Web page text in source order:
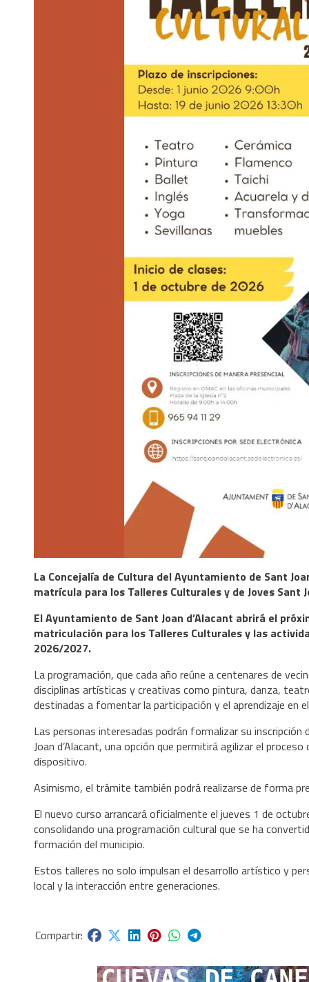
La Concejalía de Cultura del Ayuntamiento de Sant
matrícula para los Talleres Culturales y de Joves Sant
El Ayuntamiento de Sant Joan d’Alacant abrirá el
matriculación para los Talleres Culturales y las
2026/2027.
La programación, que cada año reúne a centenares de
disciplinas artísticas y creativas como pintura, danza,
destinadas a fomentar la participación y el aprendizaje en
Las personas interesadas podrán formalizar su
Joan d’Alacant, una opción que permitirá agilizar el
dispositivo.
Asimismo, el trámite también podrá realizarse de forma
El nuevo curso arrancará oficialmente el jueves 1 de
consolidando una programación cultural que se ha
formación del municipio.
Estos talleres no solo impulsan el desarrollo artístico y
local y la interacción entre generaciones.